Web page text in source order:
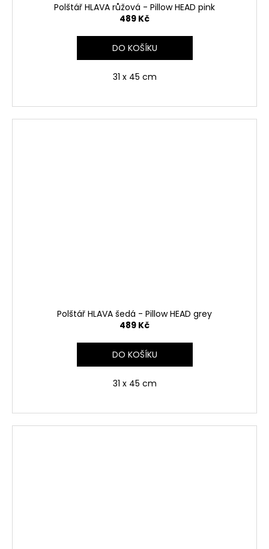
Polštář HLAVA růžová - Pillow HEAD pink
489 Kč
DO KOŠÍKU
31 x 45 cm
Polštář HLAVA šedá - Pillow HEAD grey
489 Kč
DO KOŠÍKU
31 x 45 cm